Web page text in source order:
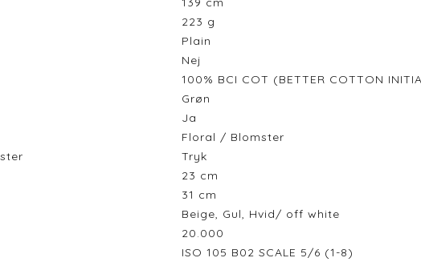
223 g
Plain
Nej
100% BCI COT (BETTER COTTON
Grøn
Ja
Floral / Blomster
Tryk
23 cm
31 cm
Beige, Gul, Hvid/ off white
20.000
ISO 105 B02 SCALE 5/6 (1-8)